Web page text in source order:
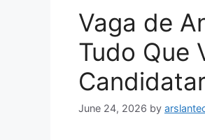
Vaga de
Tudo Que
June 24, 2026 by